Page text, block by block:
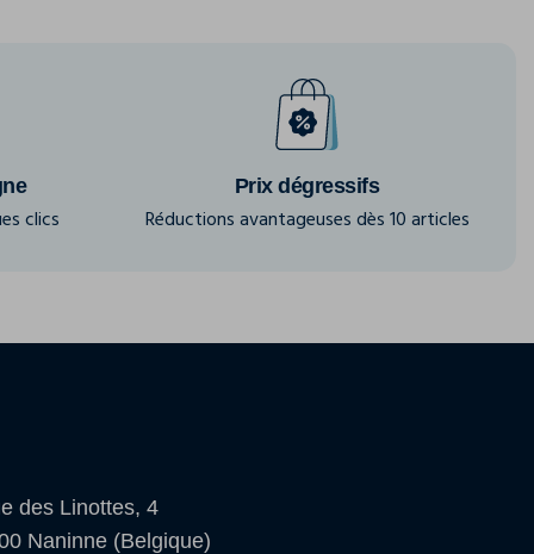
clics
Prix dégressifs
Réductions avantageuses dès 10 articles
des Linottes, 4
Naninne (Belgique)